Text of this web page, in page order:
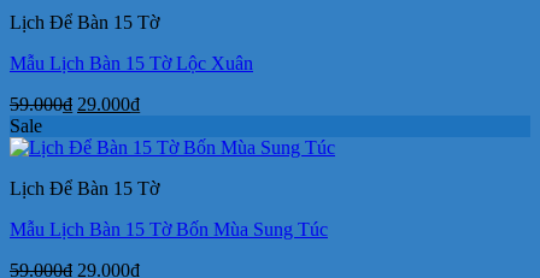
29.000₫.
Lịch Để Bàn 15 Tờ
Mẫu Lịch Bàn 15 Tờ Lộc Xuân
59.000₫ Giá
là:
29.000₫Giá
tại
29.000₫.
Sale
Lịch Để Bàn 15 Tờ
Mẫu Lịch Bàn 15 Tờ Bốn Mùa Sung Túc
59.000₫ Giá
29.000₫Giá